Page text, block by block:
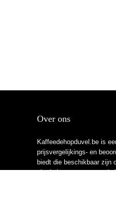
Over ons
Kaffeedehopduvel.be is
prijsvergelijkings- en
biedt die beschikbaar zijn
via de laatst toegevoegde